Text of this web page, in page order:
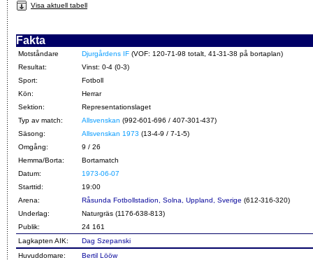
Visa aktuell tabell
Fakta
Motståndare Djurgårdens IF (VOF: 120-71-98 totalt, 41-31-38 på bortaplan)
Resultat:
Vinst: 0-4 (0-3)
Sport:
Fotboll
Kön:
Herrar
Sektion:
Representationslaget
Typ av match:
Allsvenskan (992-601-696 / 407-301-437)
Säsong:
Allsvenskan 1973 (13-4-9 / 7-1-5)
Omgång:
9 / 26
Hemma/Borta:
Bortamatch
Datum:
1973-06-07
Starttid:
19:00
Arena:
Råsunda Fotbollstadion, Solna, Uppland, Sverige (612-316-320)
Underlag:
Naturgräs (1176-638-813)
Publik:
24 161
Lagkapten AIK:
Dag Szepanski
Huvuddomare:
Bertil Lööw